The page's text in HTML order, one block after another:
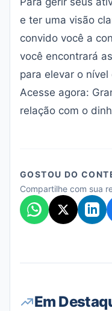
e ter uma visão
convido você a
você encontrará
para elevar o
Acesse agora:
relação com o
GOSTOU DO
Compartilhe com sua
Em